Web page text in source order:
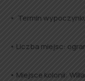
• Termin
• Liczba miejsc:
• Miejsce kolonii: